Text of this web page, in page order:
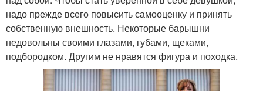
надо прежде всего повысить самооценку и принять
собственную внешность. Некоторые барышни
недовольны своими глазами, губами, щеками,
подбородком. Другим не нравятся фигура и походка.